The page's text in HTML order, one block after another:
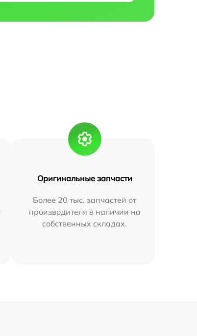
Оригинальные запчасти
Более 20 тыс. запчастей от
производителя в наличии на
собственных складах.